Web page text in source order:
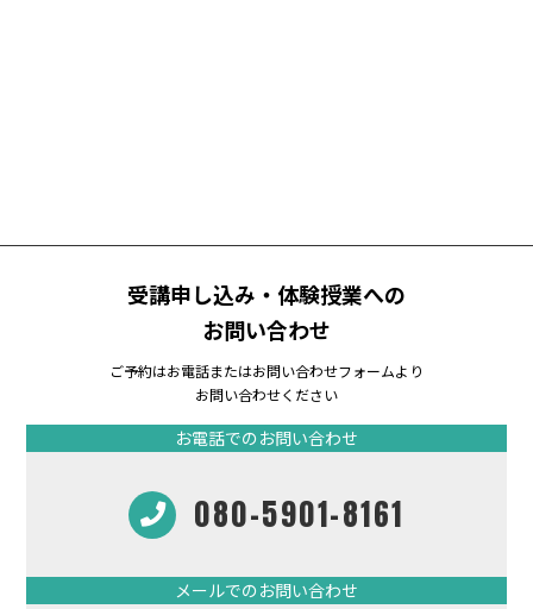
受講申し込み・体験授業への
お問い合わせ
ご予約はお電話またはお問い合わせフォームより
お問い合わせください
お電話でのお問い合わせ
080-5901-8161
メールでのお問い合わせ